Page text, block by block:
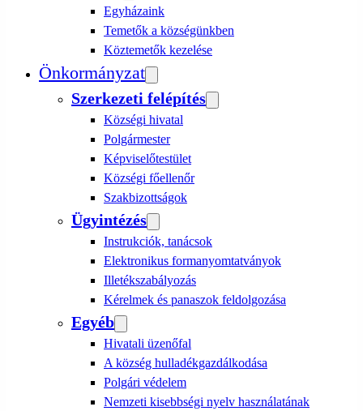
Egyházaink
Temetők a községünkben
Köztemetők kezelése
Önkormányzat
Szerkezeti felépítés
Községi hivatal
Polgármester
Képviselőtestület
Községi főellenőr
Szakbizottságok
Ügyintézés
Instrukciók, tanácsok
Elektronikus formanyomtatványok
Illetékszabályozás
Kérelmek és panaszok feldolgozása
Egyéb
Hivatali üzenőfal
A község hulladékgazdálkodása
Polgári védelem
Nemzeti kisebbségi nyelv használatának